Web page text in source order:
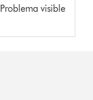
Problema visible